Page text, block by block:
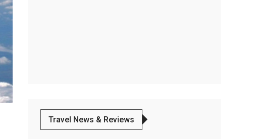
Travel News & Reviews